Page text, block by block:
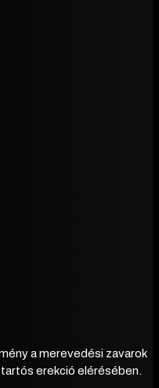
a merevedési zavarok
erekció elérésében.